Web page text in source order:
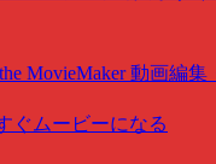
MovieMaker 動画編集
ぐムービーになる